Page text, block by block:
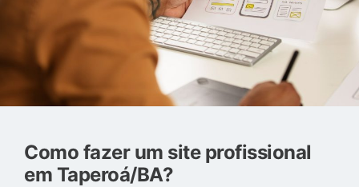
Como fazer um site profissional
em Taperoá/BA?